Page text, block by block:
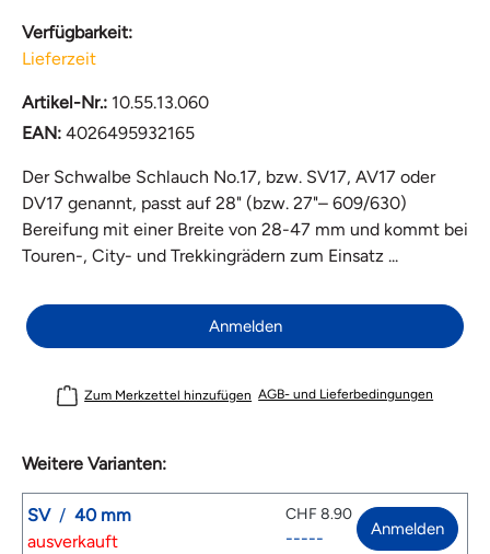
Verfügbarkeit:
Lieferzeit
Artikel-Nr.: 10.55.13.060
EAN: 4026495932165
Der Schwalbe Schlauch No.17, bzw. SV17, AV17 oder
DV17 genannt, passt auf 28" (bzw. 27"– 609/630)
Bereifung mit einer Breite von 28-47 mm und kommt bei
Touren-, City- und Trekkingrädern zum Einsatz ...
Anmelden
Zum Merkzettel hinzufügen AGB- und Lieferbedingungen
Weitere Varianten:
SV / 40 mm
ausverkauft
CHF 8.90
----- Anmelden